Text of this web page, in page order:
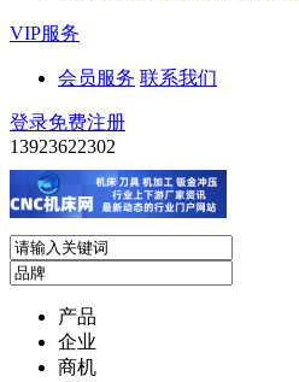
VIP服务
会员服务 联系我们
登录免费注册
13923622302
产品
企业
商机